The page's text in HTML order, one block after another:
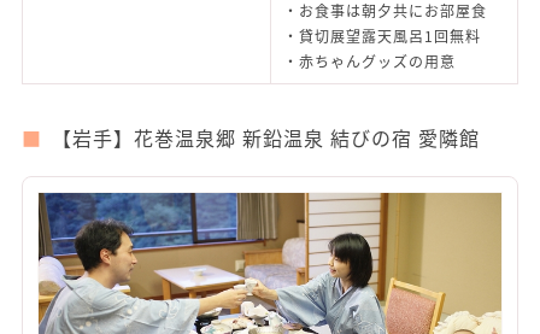
・お食事は朝夕共にお部屋食
・貸切展望露天風呂1回無料
・赤ちゃんグッズの用意
【岩手】花巻温泉郷 新鉛温泉 結びの宿 愛隣館